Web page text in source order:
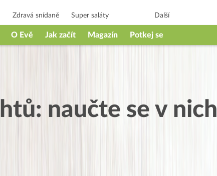
Zdravá snídaně Super saláty Další
O Evě Jak začít Magazín Potkej se
naučte se v nich